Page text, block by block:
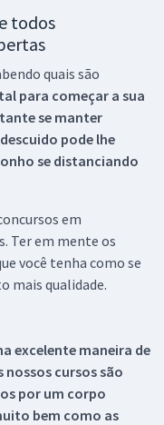
todos
quais são
para começar a sua
se manter
pode lhe
se distanciando
em
Ter em mente os
você tenha como se
mais qualidade.
excelente maneira de
cursos são
por um corpo
bem como as